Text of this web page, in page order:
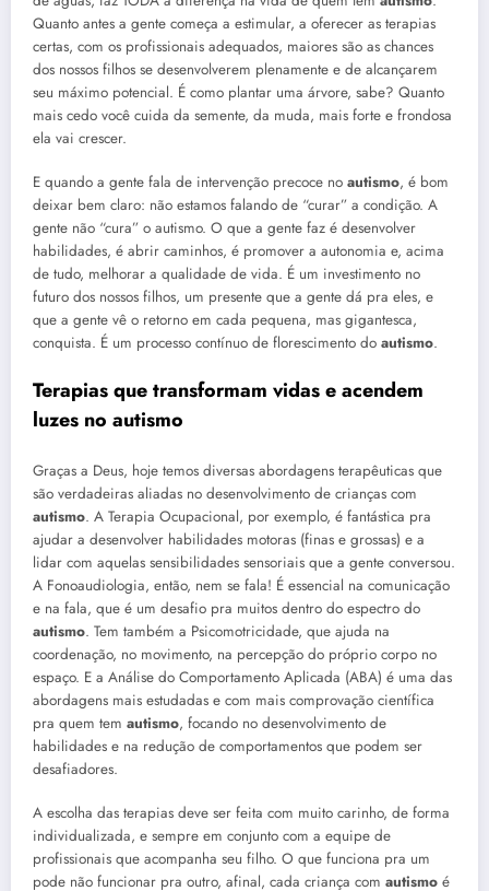
Quanto antes a gente começa a estimular, a oferecer as terapias
certas, com os profissionais adequados, maiores são as chances
dos nossos filhos se desenvolverem plenamente e de alcançarem
seu máximo potencial. É como plantar uma árvore, sabe? Quanto
mais cedo você cuida da semente, da muda, mais forte e frondosa
ela vai crescer.
E quando a gente fala de intervenção precoce no autismo, é bom
deixar bem claro: não estamos falando de “curar” a condição. A
gente não “cura” o autismo. O que a gente faz é desenvolver
habilidades, é abrir caminhos, é promover a autonomia e, acima
de tudo, melhorar a qualidade de vida. É um investimento no
futuro dos nossos filhos, um presente que a gente dá pra eles, e
que a gente vê o retorno em cada pequena, mas gigantesca,
conquista. É um processo contínuo de florescimento do autismo.
Terapias que transformam vidas e acendem
luzes no autismo
Graças a Deus, hoje temos diversas abordagens terapêuticas que
são verdadeiras aliadas no desenvolvimento de crianças com
autismo. A Terapia Ocupacional, por exemplo, é fantástica pra
ajudar a desenvolver habilidades motoras (finas e grossas) e a
lidar com aquelas sensibilidades sensoriais que a gente conversou.
A Fonoaudiologia, então, nem se fala! É essencial na comunicação
e na fala, que é um desafio pra muitos dentro do espectro do
autismo. Tem também a Psicomotricidade, que ajuda na
coordenação, no movimento, na percepção do próprio corpo no
espaço. E a Análise do Comportamento Aplicada (ABA) é uma das
abordagens mais estudadas e com mais comprovação científica
pra quem tem autismo, focando no desenvolvimento de
habilidades e na redução de comportamentos que podem ser
desafiadores.
A escolha das terapias deve ser feita com muito carinho, de forma
individualizada, e sempre em conjunto com a equipe de
profissionais que acompanha seu filho. O que funciona pra um
pode não funcionar pra outro, afinal, cada criança com autismo é